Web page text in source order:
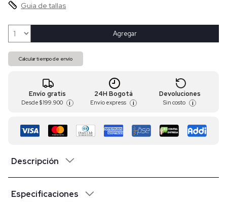
Guia de tallas
Agregar
Calcular tiempo de envío
Envío gratis
Desde $ 199.900 i
24H Bogotá
Envío express i
Devoluciones
Sin costo i
Descripción
Especificaciones